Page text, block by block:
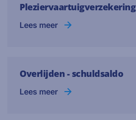
Pleziervaartuigverzekering
Lees meer
Overlijden - schuldsaldo
Lees meer